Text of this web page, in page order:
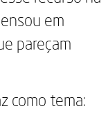
em
pareçam
como tema: